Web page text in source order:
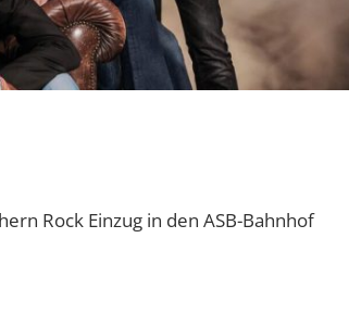
Rock Einzug in den ASB-Bahnhof